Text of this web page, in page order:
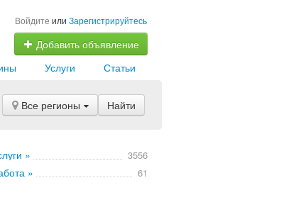
Войдите или Зарегистрируйтесь
Добавить объявление
Статьи
Услуги
Все регионы Найти
» 3556
» 61